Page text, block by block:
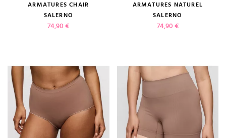
ARMATURES CHAIR
SALERNO
Prix
74,90 €
ARMATURES NATUREL
SALERNO
Prix
74,90 €